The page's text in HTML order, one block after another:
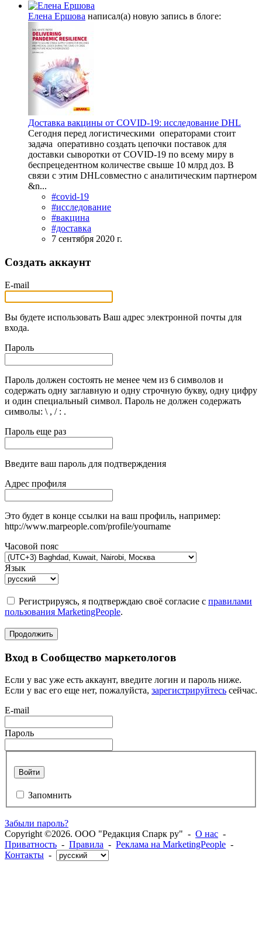
Елена Ершова написал(а) новую запись в блоге:
Доставка вакцины от COVID-19: исследование DHL
Сегодня перед логистическими операторами стоит
задача оперативно создать цепочки поставок для
доставки сыворотки от COVID-19 по всему миру в
беспрецедентном количестве свыше 10 млрд доз. В
связи с этим DHLсовместно с аналитическим партнером
&n...
#covid-19
#исследование
#вакцина
#доставка
7 сентября 2020 г.
Создать аккаунт
E-mail
Вы будете использовать Ваш адрес электронной почты для
входа.
Пароль
Пароль должен состоять не менее чем из 6 символов и
содержать одну заглавную и одну строчную букву, одну цифру
и один специальный символ. Пароль не должен содержать
символы: \ , / : .
Пароль еще раз
Введите ваш пароль для подтверждения
Адрес профиля
Это будет в конце ссылки на ваш профиль, например:
http://www.marpeople.com/profile/yourname
Часовой пояс
Язык
Регистрируясь, я подтверждаю своё согласие с правилами
пользования MarketingPeople.
Продолжить
Вход в Сообщество маркетологов
Если у вас уже есть аккаунт, введите логин и пароль ниже.
Если у вас его еще нет, пожалуйста, зарегистрируйтесь сейчас.
E-mail
Пароль
Войти
Запомнить
Забыли пароль?
Copyright ©2026. ООО "Редакция Спарк ру" - О нас -
Приватность - Правила - Реклама на MarketingPeople -
Контакты -